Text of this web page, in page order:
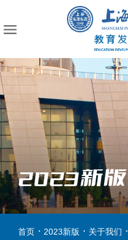
2023新版
首页 . 2023新版 . 关于我们 .